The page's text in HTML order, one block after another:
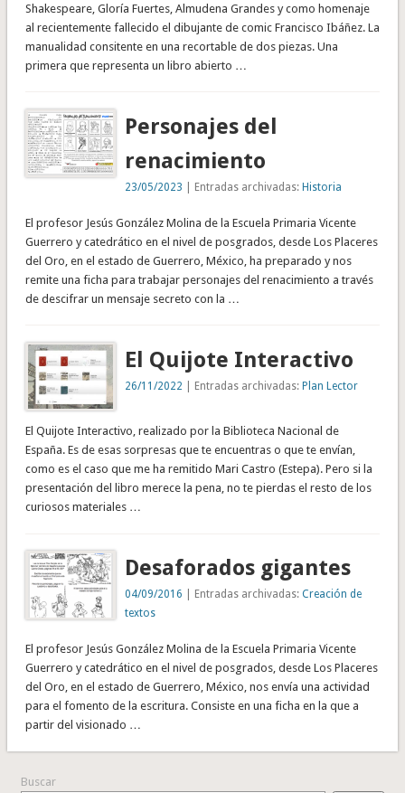
Shakespeare, Gloría Fuertes, Almudena Grandes y como homenaje
al recientemente fallecido el dibujante de comic Francisco Ibáñez. La
manualidad consitente en una recortable de dos piezas. Una
primera que representa un libro abierto …
Personajes del
renacimiento
23/05/2023 | Entradas archivadas:Historia
El profesor Jesús González Molina de la Escuela Primaria Vicente
Guerrero y catedrático en el nivel de posgrados, desde Los Placeres
del Oro, en el estado de Guerrero, México, ha preparado y nos
remite una ficha para trabajar personajes del renacimiento a través
de descifrar un mensaje secreto con la …
El Quijote Interactivo
26/11/2022 | Entradas archivadas:Plan Lector
El Quijote Interactivo, realizado por la Biblioteca Nacional de
España. Es de esas sorpresas que te encuentras o que te envían,
como es el caso que me ha remitido Mari Castro (Estepa). Pero si la
presentación del libro merece la pena, no te pierdas el resto de los
curiosos materiales …
Desaforados gigantes
04/09/2016 | Entradas archivadas:Creación de
textos
El profesor Jesús González Molina de la Escuela Primaria Vicente
Guerrero y catedrático en el nivel de posgrados, desde Los Placeres
del Oro, en el estado de Guerrero, México, nos envía una actividad
para el fomento de la escritura. Consiste en una ficha en la que a
partir del visionado …
Buscar